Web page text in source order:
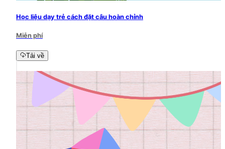
Học liệu dạy trẻ cách đặt câu hoàn chỉnh
Miễn phí
Tải về